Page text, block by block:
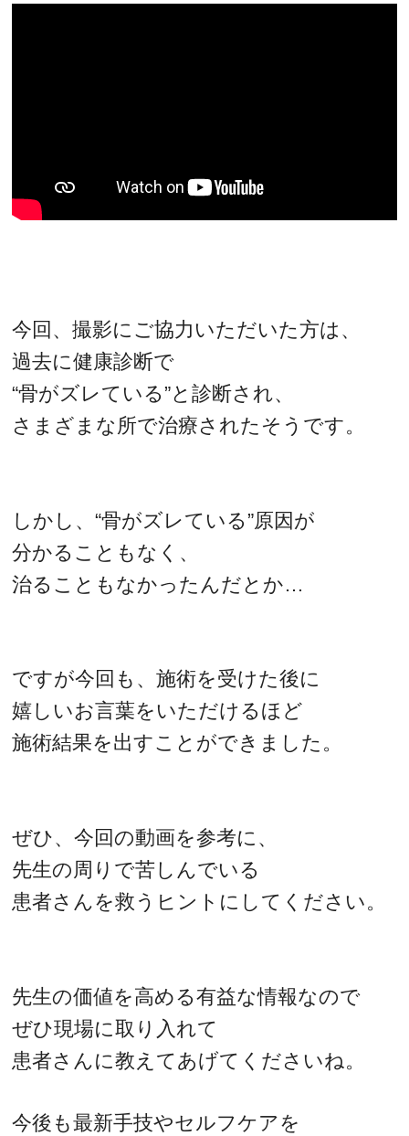
今回、撮影にご協力いただいた方は、
過去に健康診断で
“骨がズレている”と診断され、
さまざまな所で治療されたそうです。
しかし、“骨がズレている”原因が
分かることもなく、
治ることもなかったんだとか…
ですが今回も、施術を受けた後に
嬉しいお言葉をいただけるほど
施術結果を出すことができました。
ぜひ、今回の動画を参考に、
先生の周りで苦しんでいる
患者さんを救うヒントにしてください。
先生の価値を高める有益な情報なので
ぜひ現場に取り入れて
患者さんに教えてあげてくださいね。
今後も最新手技やセルフケアを